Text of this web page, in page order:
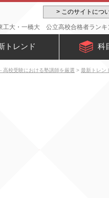
> このサイトにつ
大・一橋大 公立高校合格者ランキ
トレンド 科
高校受験における塾講師を厳選 > 最新トレン